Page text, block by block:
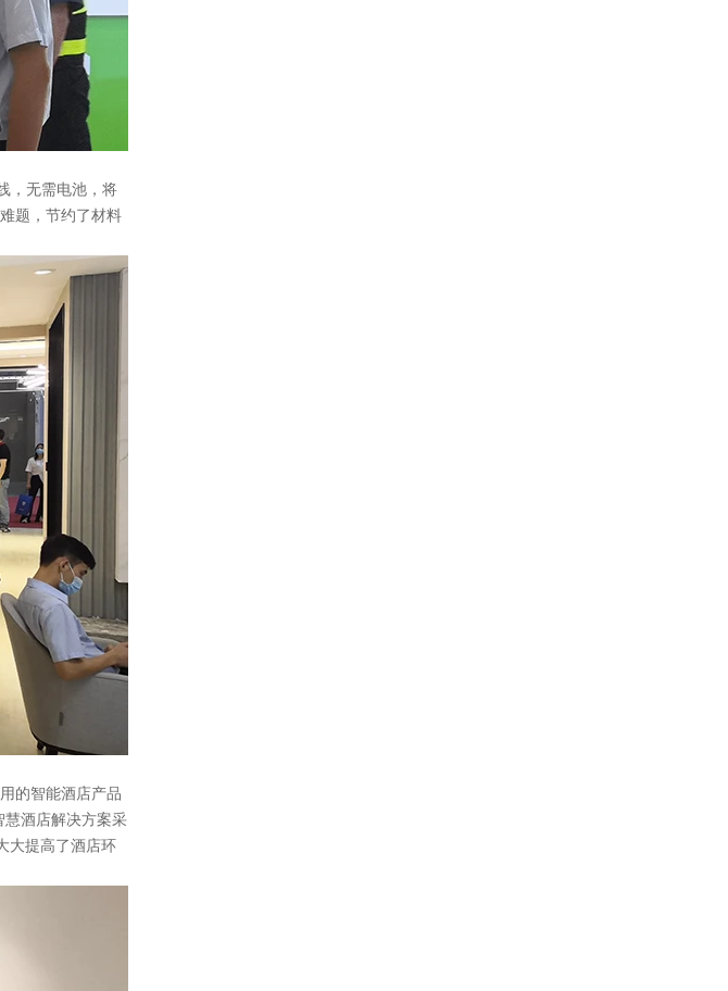
，无需电池，将
题，节约了材料
的智能酒店产品
酒店解决方案采
大提高了酒店环